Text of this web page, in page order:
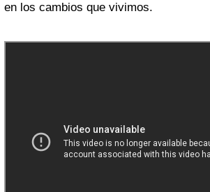
en los cambios que vivimos.